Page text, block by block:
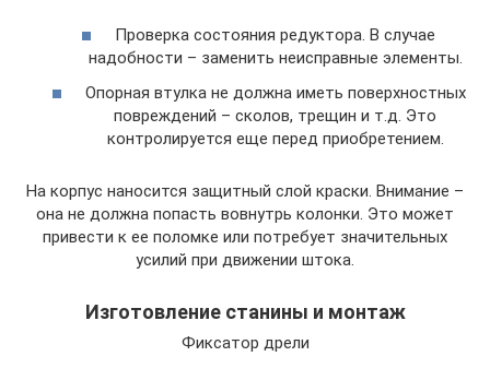
Проверка состояния редуктора. В случае
надобности – заменить неисправные элементы.
Опорная втулка не должна иметь поверхностных
повреждений – сколов, трещин и т.д. Это
контролируется еще перед приобретением.
На корпус наносится защитный слой краски. Внимание –
она не должна попасть вовнутрь колонки. Это может
привести к ее поломке или потребует значительных
усилий при движении штока.
Изготовление станины и монтаж
Фиксатор дрели